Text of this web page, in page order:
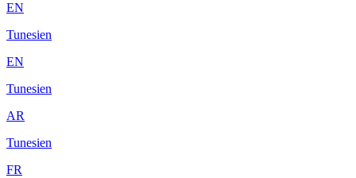
EN
Tunesien
EN
Tunesien
AR
Tunesien
FR